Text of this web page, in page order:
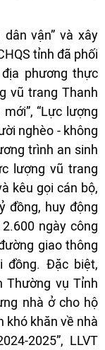
dân vận” và xây
tỉnh đã phối
phương thực
vũ trang Thanh
“Lực lượng
nghèo - không
trình an sinh
lượng vũ trang
kêu gọi cán bộ,
đồng, huy động
ngày công
giao thông
đồng. Đặc biệt,
Thường vụ Tỉnh
nhà ở cho hộ
khó khăn về nhà
2025”, LLVT